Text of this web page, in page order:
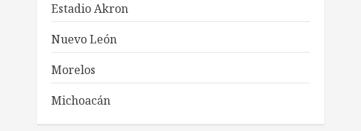
Estadio Akron
Nuevo León
Morelos
Michoacán